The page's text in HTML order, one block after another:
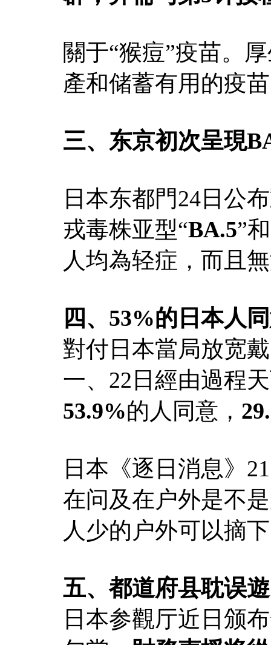
關于“猴痘”疫苗。
產和储蓄有用的疫
三、东京初次呈現
日本东都門24日公
戎毒株亚型“BA.5”
人均為轻症，而且
四、53%的日本人
對付日本當局放宽
一、22日經由過程
53.9%的人同意，
日本《逐日消息》
在问及在户外是不
人少的户外可以摘
五、都道府县耽误
日本参觀厅近日颁